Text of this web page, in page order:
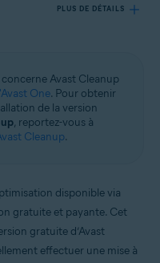
PLUS DE DÉTAILS
Avast Cleanup
One. Pour obtenir
de la version
, reportez-vous à
Cleanup.
disponible via
gratuite et payante. Cet
gratuite d’Avast
effectuer une mise à